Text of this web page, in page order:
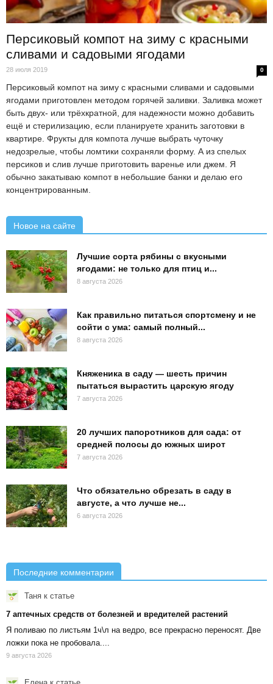
Персиковый компот на зиму с красными
сливами и садовыми ягодами
28 июля 2019 0
Персиковый компот на зиму с красными сливами и садовыми
ягодами приготовлен методом горячей заливки. Заливка может
быть двух- или трёхкратной, для надежности можно добавить
ещё и стерилизацию, если планируете хранить заготовки в
квартире. Фрукты для компота лучше выбрать чуточку
недозрелые, чтобы ломтики сохраняли форму. А из спелых
персиков и слив лучше приготовить варенье или джем. Я
обычно закатываю компот в небольшие банки и делаю его
концентрированным.
Новое на сайте
Лучшие сорта рябины с вкусными
ягодами: не только для птиц и...
8 августа 2026
Как правильно питаться спортсмену и не
сойти с ума: самый полный...
8 августа 2026
Княженика в саду — шесть причин
пытаться вырастить царскую ягоду
7 августа 2026
20 лучших папоротников для сада: от
средней полосы до южных широт
7 августа 2026
Что обязательно обрезать в саду в
августе, а что лучше не...
6 августа 2026
Последние комментарии
Таня к статье
7 аптечных средств от болезней и вредителей растений
Я поливаю по листьям 1ч\л на ведро, все прекрасно переносят. Две
ложки пока не пробовала....
9 августа 2026